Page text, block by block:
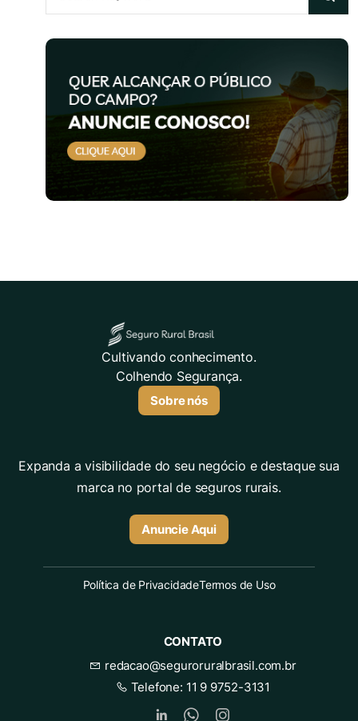
Cultivando conhecimento.
Colhendo Segurança.
Sobre nós
Expanda a visibilidade do seu negócio e destaque sua
marca no portal de seguros rurais.
Anuncie Aqui
Política de PrivacidadeTermos de Uso
CONTATO
redacao@seguroruralbrasil.com.br
Telefone: 11 9 9752-3131